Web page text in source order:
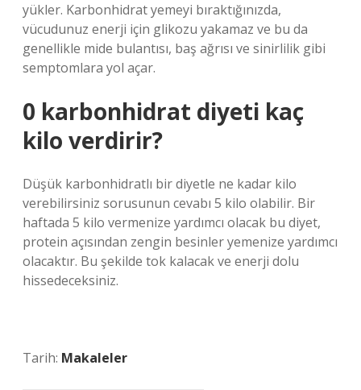
yükler. Karbonhidrat yemeyi bıraktığınızda,
vücudunuz enerji için glikozu yakamaz ve bu da
genellikle mide bulantısı, baş ağrısı ve sinirlilik gibi
semptomlara yol açar.
0 karbonhidrat diyeti kaç
kilo verdirir?
Düşük karbonhidratlı bir diyetle ne kadar kilo
verebilirsiniz sorusunun cevabı 5 kilo olabilir. Bir
haftada 5 kilo vermenize yardımcı olacak bu diyet,
protein açısından zengin besinler yemenize yardımcı
olacaktır. Bu şekilde tok kalacak ve enerji dolu
hissedeceksiniz.
Tarih: Makaleler